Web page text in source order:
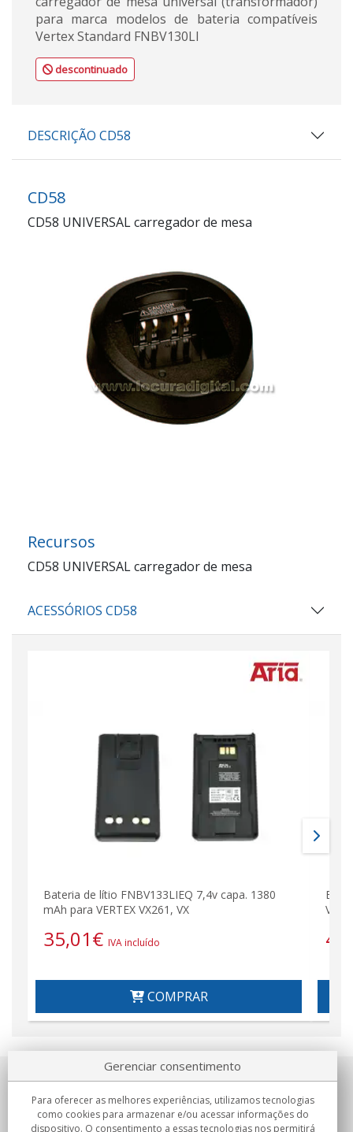
para marca modelos de bateria compatíveis
Vertex Standard FNBV130LI
descontinuado
DESCRIÇÃO CD58
CD58
CD58 UNIVERSAL carregador de mesa
Recursos
CD58 UNIVERSAL carregador de mesa
ACESSÓRIOS CD58
Bateria de lítio FNBV133LIEQ 7,4v capa. 1380
mAh para VERTEX VX261, VX
35,01€ IVA incluído
COMPRAR
Sobre nosotros
Compromissos
Gerenciar consentimento
Para oferecer as melhores experiências, utilizamos tecnologias
como cookies para armazenar e/ou acessar informações do
dispositivo. O consentimento a essas tecnologias nos permitirá